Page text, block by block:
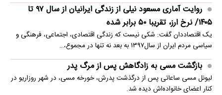
روایت آماری مسعود نیلی از زندگی ایرانیان از سال ۹۷ تا
۱۴۰۵/ نرخ ارز، تقریبا ۵۰ برابر شده
یک اقتصاددان گفت: شکی نیست که زندگی اقتصادی، اجتماعی، فرهنگی و
سیاسی مردم ایران از سال۱۳۹۷ به بعد نه تنها در مجموع،…
بازگشت مسی به زادگاهش پس از مرگ پدر
لیونل مسی ساعاتی پس از درگذشت پدرش، خورخه مسی، در شهر روزاریو در
کنار اعضای خانواده‌اش دیده شد.